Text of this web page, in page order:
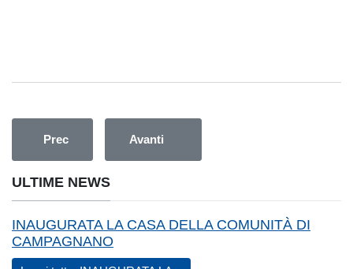
Articolo precedente: 10 Giugno, Luoghi di lavoro che
Prec Articolo successivo: Prenota la tua
Avanti
ULTIME NEWS
INAUGURATA LA CASA DELLA COMUNITÀ DI
CAMPAGNANO